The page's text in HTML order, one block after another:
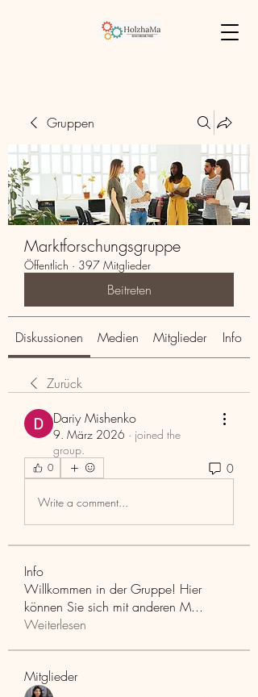
Gruppen
Marktforschungsgruppe
Öffentlich · 397 Mitglieder
Beitreten
Diskussionen Medien Mitglieder Info
Zurück
Dariy Mishenko
9. März 2026 · joined the
group.
0 0
Write a comment...
Info
Willkommen in der Gruppe! Hier
können Sie sich mit anderen M...
Weiterlesen
Mitglieder